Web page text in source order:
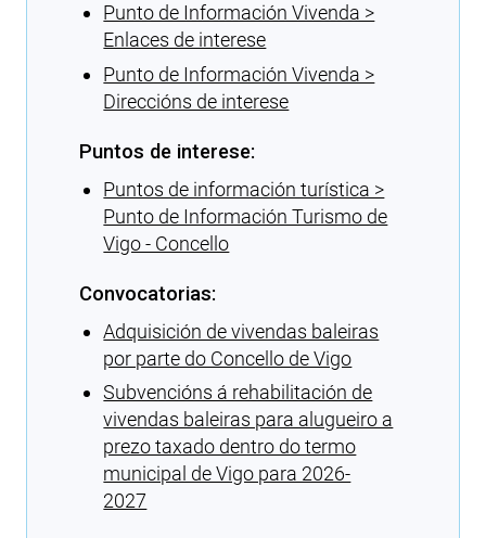
Punto de Información Vivenda >
Enlaces de interese
Punto de Información Vivenda >
Direccións de interese
Puntos de interese:
Puntos de información turística >
Punto de Información Turismo de
Vigo - Concello
Convocatorias:
Adquisición de vivendas baleiras
por parte do Concello de Vigo
Subvencións á rehabilitación de
vivendas baleiras para alugueiro a
prezo taxado dentro do termo
municipal de Vigo para 2026-
2027